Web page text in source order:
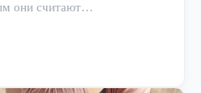
они считают…